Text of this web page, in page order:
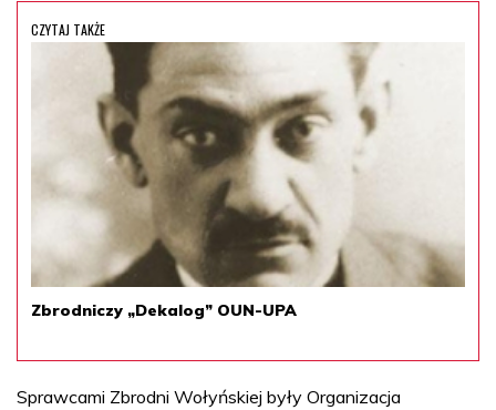
CZYTAJ TAKŻE
Zbrodniczy „Dekalog” OUN-UPA
Sprawcami Zbrodni Wołyńskiej były Organizacja